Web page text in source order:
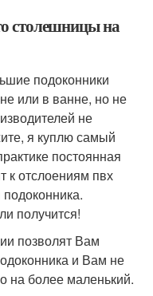
столешницы на
подоконники
или в ванне, но не
не
я куплю самый
постоянная
к отслоениям пвх
получится!
позволят Вам
и Вам не
на более маленький.